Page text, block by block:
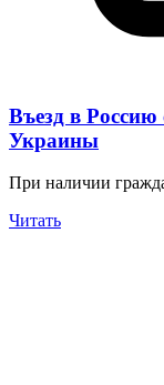
Въезд в
Украины
При наличии
Читать